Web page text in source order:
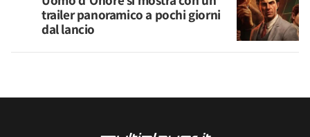
trailer panoramico a pochi giorni
dal lancio